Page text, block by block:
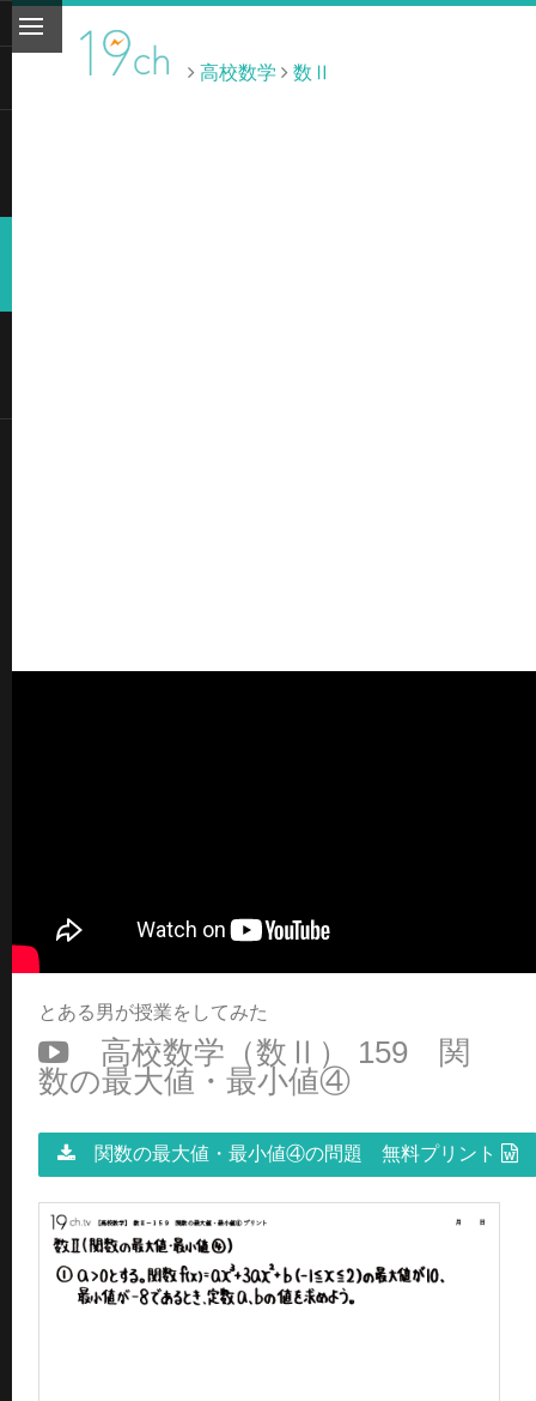
高校数学 数Ⅱ
とある男が授業をしてみた
高校数学（数Ⅱ） 159 関
数の最大値・最小値④
関数の最大値・最小値④の問題 無料プリント